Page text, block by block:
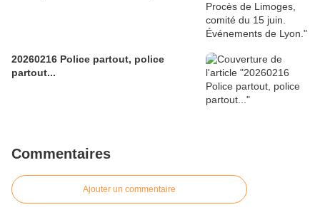
20260216 Police partout, police
partout...
Commentaires
Ajouter un commentaire